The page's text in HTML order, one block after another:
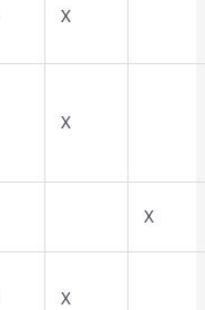
X
X
X
X